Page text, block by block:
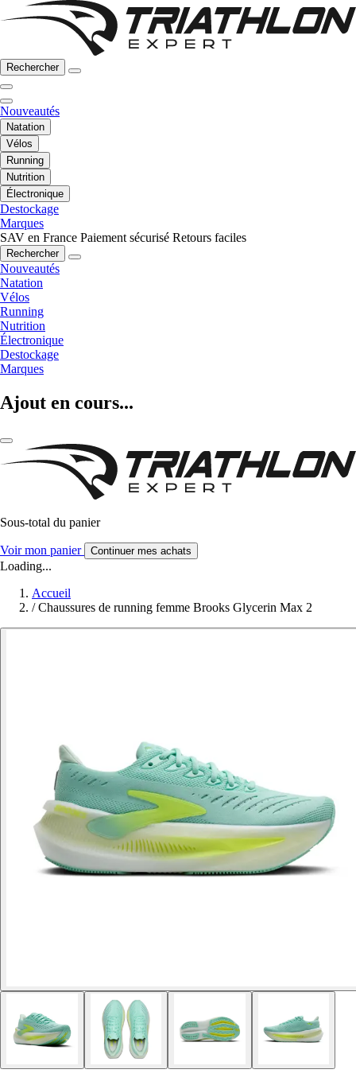
Rechercher
Nouveautés
Natation
Vélos
Running
Nutrition
Électronique
Destockage
Marques
SAV en France Paiement sécurisé Retours faciles
Rechercher
Nouveautés
Natation
Vélos
Running
Nutrition
Électronique
Destockage
Marques
Ajout en cours...
Sous-total du panier
Voir mon panier Continuer mes achats
Loading...
Accueil
/ Chaussures de running femme Brooks Glycerin Max 2